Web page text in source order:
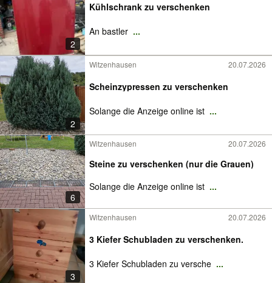
2
Kühlschrank zu verschenken
An bastler ...
2
Witzenhausen 20.07.2026
Scheinzypressen zu verschenken
Solange die Anzeige online ist ...
6
Witzenhausen 20.07.2026
Steine zu verschenken (nur die Grauen)
Solange die Anzeige online ist ...
3
Witzenhausen 20.07.2026
3 Kiefer Schubladen zu verschenken.
3 Kiefer Schubladen zu versche ...